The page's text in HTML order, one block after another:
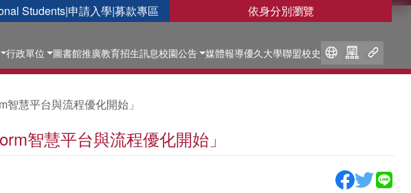
Students|申請入學|募款專區 依身分別瀏覽
行政單位 圖書館推廣教育招生訊息校園公告 媒體報導優久大學聯盟校史
慧平台與流程優化開始」
智慧平台與流程優化開始」